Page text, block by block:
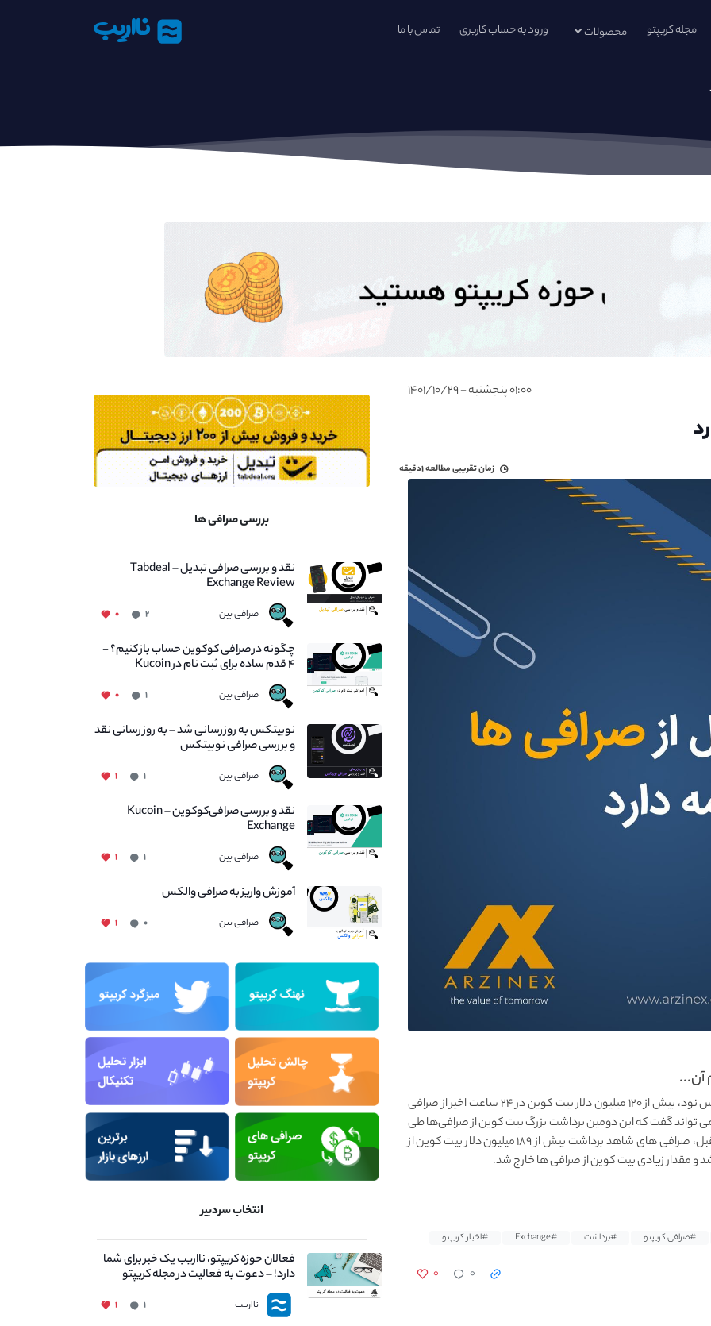
مجله کریپتو محصولات ورود به حساب کاربری تماس با ما نااریب
۰۱:۰۰ پنجشنبه - ۱۴۰۱/۱۰/۲۹
زمان تقریبی مطالعه۱دقیقه
آن‌...
بر اساس داده های منتشر شده توسط پلتفرم آن‌ چین گلس‌ نود، بیش از ۱۲۰ میلیون دلار بیت کوین در ۲۴ ساعت اخیر از صرافی
می تواند گفت که این دومین برداشت بزرگ بیت کوین از صرافی‌ها طی
۳۰ روز اخیر است. گفتنی است، پیش از این و در چند روز قبل، صرافی های شاهد برداشت بیش از ۱۸۹ میلیون دلار بیت کوین از
و مقدار زیادی بیت کوین از صرافی ها خارج شد.
#صرافی کریپتو #برداشت #Exchange #اخبار کریپتو
۰ ۰
بررسی صرافی ها
نقد و بررسی صرافی تبدیل – Tabdeal
Exchange Review
صرافی بین ۲ ۰
چگونه در صرافی کوکوین حساب باز کنیم؟ -
۴ قدم ساده برای ثبت نام در Kucoin
صرافی بین ۱ ۰
نوبیتکس به روزرسانی شد – به روز رسانی نقد
و بررسی صرافی نوبیتکس
صرافی بین ۱ ۱
نقد و بررسی صرافی‌کوکوین – Kucoin
Exchange
صرافی بین ۱ ۱
آموزش واریز به صرافی والکس
صرافی بین ۰ ۱
انتخاب سردبیر
فعالان حوزه کریپتو، نااریب یک خبر برای شما
دارد! – دعوت به فعالیت در مجله کریپتو
نااریب ۱ ۱